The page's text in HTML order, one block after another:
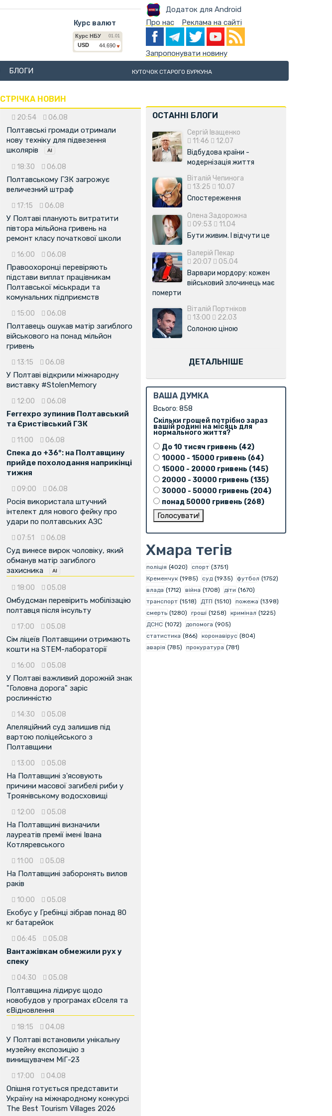
Додаток для Android
Курс валют Про нас Реклама на сайті
Запропонувати новину
БЛОГИ КУТОЧОК СТАРОГО БУРКУНА
СТРІЧКА НОВИН
20:54 06.08
Полтавські громади отримали
нову техніку для підвезення
школярів
18:30 06.08
Полтавському ГЗК загрожує
величезний штраф
17:15 06.08
У Полтаві планують витратити
півтора мільйона гривень на
ремонт класу початкової школи
16:00 06.08
Правоохоронці перевіряють
підстави виплат працівникам
Полтавської міськради та
комунальних підприємств
15:00 06.08
Полтавець ошукав матір загиблого
військового на понад мільйон
гривень
13:15 06.08
У Полтаві відкрили міжнародну
виставку #StolenMemory
12:00 06.08
Ferrexpo зупинив Полтавський
та Єристівський ГЗК
11:00 06.08
Спека до +36°: на Полтавщину
прийде похолодання наприкінці
тижня
09:00 06.08
Росія використала штучний
інтелект для нового фейку про
удари по полтавських АЗС
07:51 06.08
Суд винесе вирок чоловіку, який
обманув матір загиблого
захисника
18:00 05.08
Омбудсман перевірить мобілізацію
полтавця після інсульту
17:00 05.08
Сім ліцеїв Полтавщини отримають
кошти на STEM-лабораторії
16:00 05.08
У Полтаві важливий дорожній знак
"Головна дорога" заріс
рослинністю
14:30 05.08
Апеляційний суд залишив під
вартою поліцейського з
Полтавщини
13:00 05.08
На Полтавщині з'ясовують
причини масової загибелі риби у
Троянівському водосховищі
12:00 05.08
На Полтавщині визначили
лауреатів премії імені Івана
Котляревського
11:00 05.08
На Полтавщині заборонять вилов
раків
10:00 05.08
Екобус у Гребінці зібрав понад 80
кг батарейок
06:45 05.08
Вантажівкам обмежили рух у
спеку
04:30 05.08
Полтавщина лідирує щодо
новобудов у програмах єОселя та
єВідновлення
18:15 04.08
У Полтаві встановили унікальну
музейну експозицію з
винищувачем МіГ-23
17:00 04.08
Опішня готується представити
Україну на міжнародному конкурсі
The Best Tourism Villages 2026
ОСТАННІ БЛОГИ
Сергій Іващенко
11:46
12.07
Відбудова країни -
модернізація життя
Віталій Чепинога
13:25
10.07
Спостереження
Олена Задорожна
09:53
11.04
Бути живим. І відчути це
Валерій Пекар
20:07
05.04
Варвари мордору: кожен
військовий злочинець має
померти
Віталій Портніков
13:00
22.03
Солоною ціною
ДЕТАЛЬНІШЕ
ВАША ДУМКА
Всього: 858
Скільки грошей потрібно зараз
вашій родині на місяць для
нормального життя?
До 10 тисяч гривень (42)
10000 - 15000 гривень (64)
15000 - 20000 гривень (145)
20000 - 30000 гривень (135)
30000 - 50000 гривень (204)
понад 50000 гривень (268)
Хмара тегів
поліція (4020) спорт (3751)
Кременчук (1985) суд (1935) футбол (1752)
влада (1712) війна (1708) діти (1670)
транспорт (1518) ДТП (1510) пожежа (1398)
смерть (1280) гроші (1258) кримінал (1225)
ДСНС (1072) допомога (905)
статистика (866) коронавірус (804)
аварія (785) прокуратура (781)